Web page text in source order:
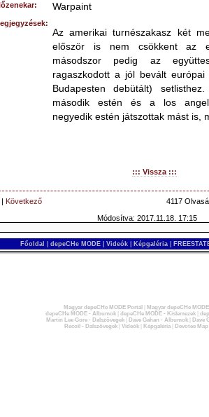
Warpaint
Az amerikai turnészakasz két
először is nem csökkent az
másodszor pedig az
ragaszkodott a jól bevált
Budapesten debütált)
második estén és a los
negyedik estén játszottak mást is,
::: Vissza :::
| Következő
4117
Módosítva: 2017.11.18. 17:15
Főoldal depeCHe MODE Videók Képgaléria
Magyar depeCHe MODE Portál
Magyar depeCHe
depeCHe MODE - Albumok| depeCHe MODE - Kislemezek|
Martin Lee Gore - Dalszövegek| Dave Gahan - Albumok|
Dave
Recoil - Dalszövegek| Videók| Képgaléria| Devotee Map